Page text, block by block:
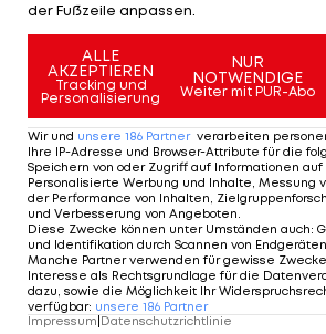
an Eggestein Gelb ab (68.) und
später ausgewechselt. Auch
Spiel vorzeitig, für ihn kommt
zu wenigen Einsatzminuten (85.).
spielt auf der Gegenseite durch.
Freiburg hält als Fünfter bei 33
Deutsche Bundesliga - Spielplan/
Deutsche Bundesliga - Tabelle
der Fußzeile anpassen.
ALLE
AKZEPTIEREN
Tracking und
Personalisierung
NUR
NOTWENDIGE
Weiter mit PUR-Abo
Wir und unsere 186 Partner verarbeiten
Ihre IP-Adresse und Browser-Attribute für die
Speichern von oder Zugriff auf Informationen
Personalisierte Werbung und Inhalte, Messung
der Performance von Inhalten,
und Verbesserung von Angeboten.
Diese Zwecke können unter Umständen auch:
und Identifikation durch Scannen von Endgeräten
Manche Partner verwenden für gewisse
Interesse als Rechtsgrundlage für die
dazu, sowie die Möglichkeit Ihr
verfügbar: unsere 186 Partner
Impressum Datenschutzrichtlinie